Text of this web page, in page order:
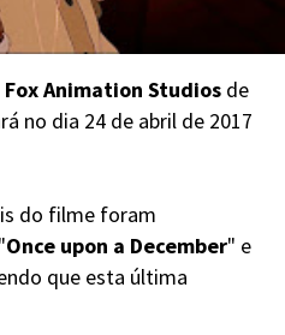
Fox Animation Studios de
no dia 24 de abril de 2017
do filme foram
Once upon a December" e
que esta última